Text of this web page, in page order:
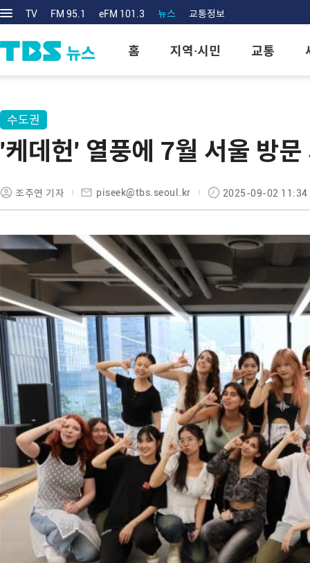
TV FM 95.1 eFM 101.3 뉴스 교통정보
홈 지역·시민 교통
수도권
'케데헌' 열풍에 7월 서울 방
조주연 기자 piseek@tbs.seoul.kr 2025-09-02 11:34